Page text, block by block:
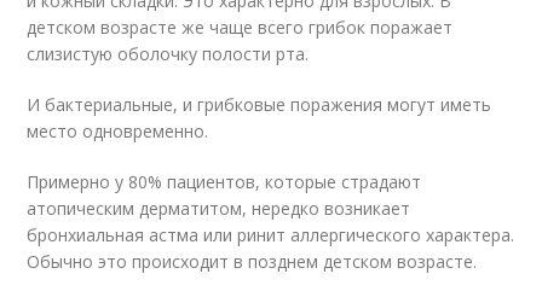
детском возрасте же чаще всего грибок поражает
слизистую оболочку полости рта.
И бактериальные, и грибковые поражения могут иметь
место одновременно.
Примерно у 80% пациентов, которые страдают
атопическим дерматитом, нередко возникает
бронхиальная астма или ринит аллергического характера.
Обычно это происходит в позднем детском возрасте.